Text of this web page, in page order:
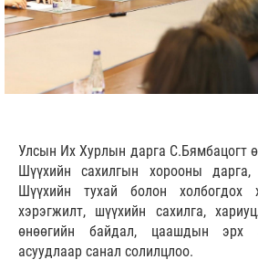
Улсын Их Хурлын дарга С.Бямбацогт
Шүүхийн сахилгын хорооны дарга,
Шүүхийн тухай болон холбогдох
хэрэгжилт, шүүхийн сахилга,
өнөөгийн байдал, цаашдын эрх
асуудлаар санал солилцлоо.